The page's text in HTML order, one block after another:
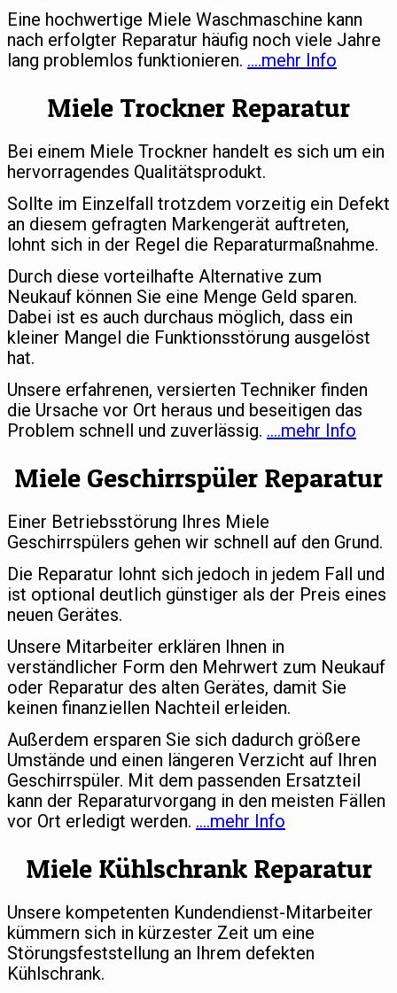
Eine hochwertige Miele Waschmaschine kann
nach erfolgter Reparatur häufig noch viele Jahre
lang problemlos funktionieren. ….mehr Info
Miele Trockner Reparatur
Bei einem Miele Trockner handelt es sich um ein
hervorragendes Qualitätsprodukt.
Sollte im Einzelfall trotzdem vorzeitig ein Defekt
an diesem gefragten Markengerät auftreten,
lohnt sich in der Regel die Reparaturmaßnahme.
Durch diese vorteilhafte Alternative zum
Neukauf können Sie eine Menge Geld sparen.
Dabei ist es auch durchaus möglich, dass ein
kleiner Mangel die Funktionsstörung ausgelöst
hat.
Unsere erfahrenen, versierten Techniker finden
die Ursache vor Ort heraus und beseitigen das
Problem schnell und zuverlässig. ….mehr Info
Miele Geschirrspüler Reparatur
Einer Betriebsstörung Ihres Miele
Geschirrspülers gehen wir schnell auf den Grund.
Die Reparatur lohnt sich jedoch in jedem Fall und
ist optional deutlich günstiger als der Preis eines
neuen Gerätes.
Unsere Mitarbeiter erklären Ihnen in
verständlicher Form den Mehrwert zum Neukauf
oder Reparatur des alten Gerätes, damit Sie
keinen finanziellen Nachteil erleiden.
Außerdem ersparen Sie sich dadurch größere
Umstände und einen längeren Verzicht auf Ihren
Geschirrspüler. Mit dem passenden Ersatzteil
kann der Reparaturvorgang in den meisten Fällen
vor Ort erledigt werden. ….mehr Info
Miele Kühlschrank Reparatur
Unsere kompetenten Kundendienst-Mitarbeiter
kümmern sich in kürzester Zeit um eine
Störungsfeststellung an Ihrem defekten
Kühlschrank.